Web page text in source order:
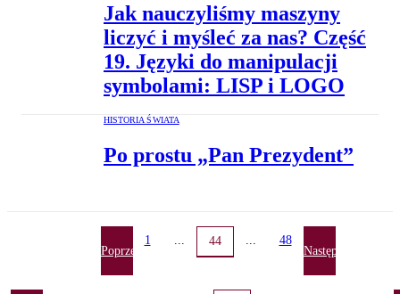
Jak nauczyliśmy maszyny
liczyć i myśleć za nas? Część
19. Języki do manipulacji
symbolami: LISP i LOGO
HISTORIA ŚWIATA
Po prostu „Pan Prezydent”
Poprzednia
1 ... 44 ... 48
Następna